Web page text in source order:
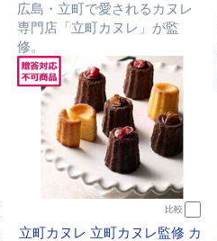
広島・立町で愛されるカヌレ
専門店「立町カヌレ」が監
修。
比較
立町カヌレ 立町カヌレ監修 カ